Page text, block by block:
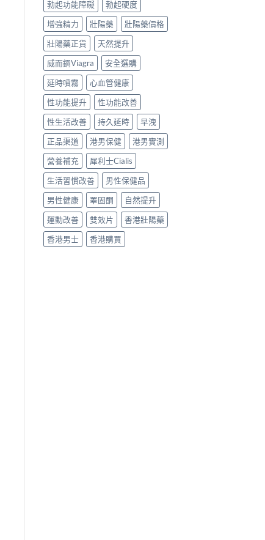
勃起功能障礙
勃起硬度
增強精力
壯陽藥
壯陽藥價格
壯陽藥正貨
天然提升
威而鋼Viagra
安全選購
延時噴霧
心血管健康
性功能提升
性功能改善
性生活改善
持久延時
早洩
正品渠道
港男保健
港男實測
營養補充
犀利士Cialis
生活習慣改善
男性保健品
男性健康
睪固酮
自然提升
運動改善
雙效片
香港壯陽藥
香港男士
香港購買